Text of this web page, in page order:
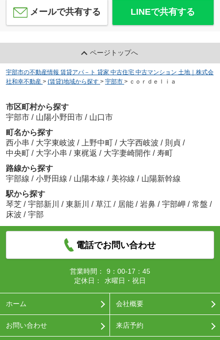
メールで共有する LINEで共有する
ページトップへ
宇部市の不動産情報 賃貸アパ－ト 貸家 中古住宅 中古マンション 土地｜株式会
社和幸不動産 > (賃貸)地域から探す > 宇部市 > ｃｏｒｄｅｌｉａ
市区町村から探す
宇部市 / 山陽小野田市 / 山口市
町名から探す
西小串 / 大字東岐波 / 上野中町 / 大字西岐波 / 則貞 /
中央町 / 大字小串 / 東梶返 / 大字妻崎開作 / 寿町
路線から探す
宇部線 / 小野田線 / 山陽本線 / 美祢線 / 山陽新幹線
駅から探す
琴芝 / 宇部新川 / 東新川 / 草江 / 居能 / 岩鼻 / 宇部岬 / 常盤 /
床波 / 宇部
電話でお問い合わせ
営業時間：
9：00-17：45
定休日：
水曜日・祝日
ホーム 会社概要
お問い合わせ 来店予約